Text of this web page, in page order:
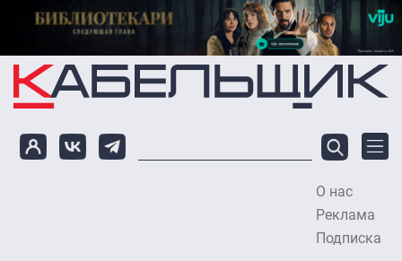
Перейти к основному содержанию
О нас
Реклама
Подписка